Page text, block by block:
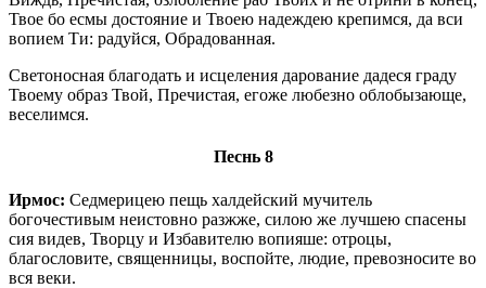
Твое бо есмы достояние и Твоею надеждею крепимся, да вси
вопием Ти: радуйся, Обрадованная.
Светоносная благодать и исцеления дарование дадеся граду
Твоему образ Твой, Пречистая, егоже любезно облобызающе,
веселимся.
Песнь 8
Ирмос: Седмерицею пещь халдейский мучитель
богочестивым неистовно разжже, силою же лучшею спасены
сия видев, Творцу и Избавителю вопияше: отроцы,
благословите, священницы, воспойте, людие, превозносите во
вся веки.